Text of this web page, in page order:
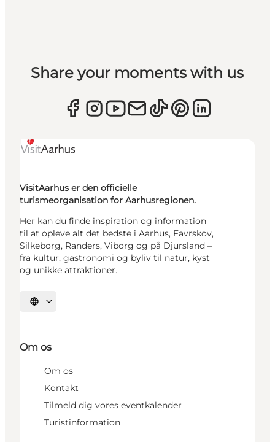
Share your moments with us
VisitAarhus er den officielle
turismeorganisation for Aarhusregionen.
Her kan du finde inspiration og information
til at opleve alt det bedste i Aarhus, Favrskov,
Silkeborg, Randers, Viborg og på Djursland –
fra kultur, gastronomi og byliv til natur, kyst
og unikke attraktioner.
Vælg sprog
Om os
Om os
Kontakt
Tilmeld dig vores eventkalender
Turistinformation